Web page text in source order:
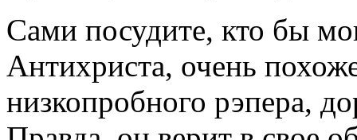
Сами посудите, кто бы
Антихриста, очень
низкопробного рэпера,